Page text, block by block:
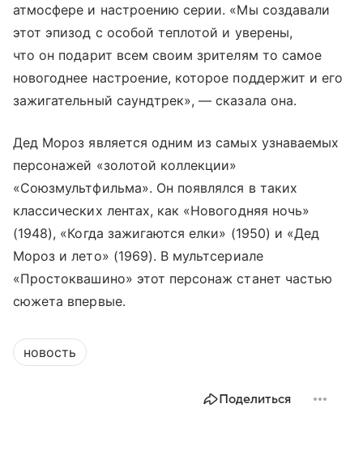
атмосфере и настроению серии. «Мы создавали
этот эпизод с особой теплотой и уверены,
что он подарит всем своим зрителям то самое
новогоднее настроение, которое поддержит и его
зажигательный саундтрек», — сказала она.
Дед Мороз является одним из самых узнаваемых
персонажей «золотой коллекции»
«Союзмультфильма». Он появлялся в таких
классических лентах, как «Новогодняя ночь»
(1948), «Когда зажигаются елки» (1950) и «Дед
Мороз и лето» (1969). В мультсериале
«Простоквашино» этот персонаж станет частью
сюжета впервые.
новость
Поделиться